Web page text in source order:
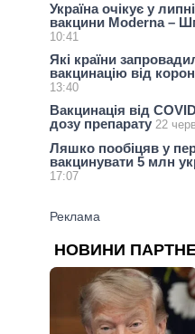
Україна очікує у
вакцини Moderna –
10:41
Які країни
вакцинацію від
13:40
Вакцинація від
дозу препарату 22
Ляшко пообіцяв у
вакцинувати 5 млн
17:07